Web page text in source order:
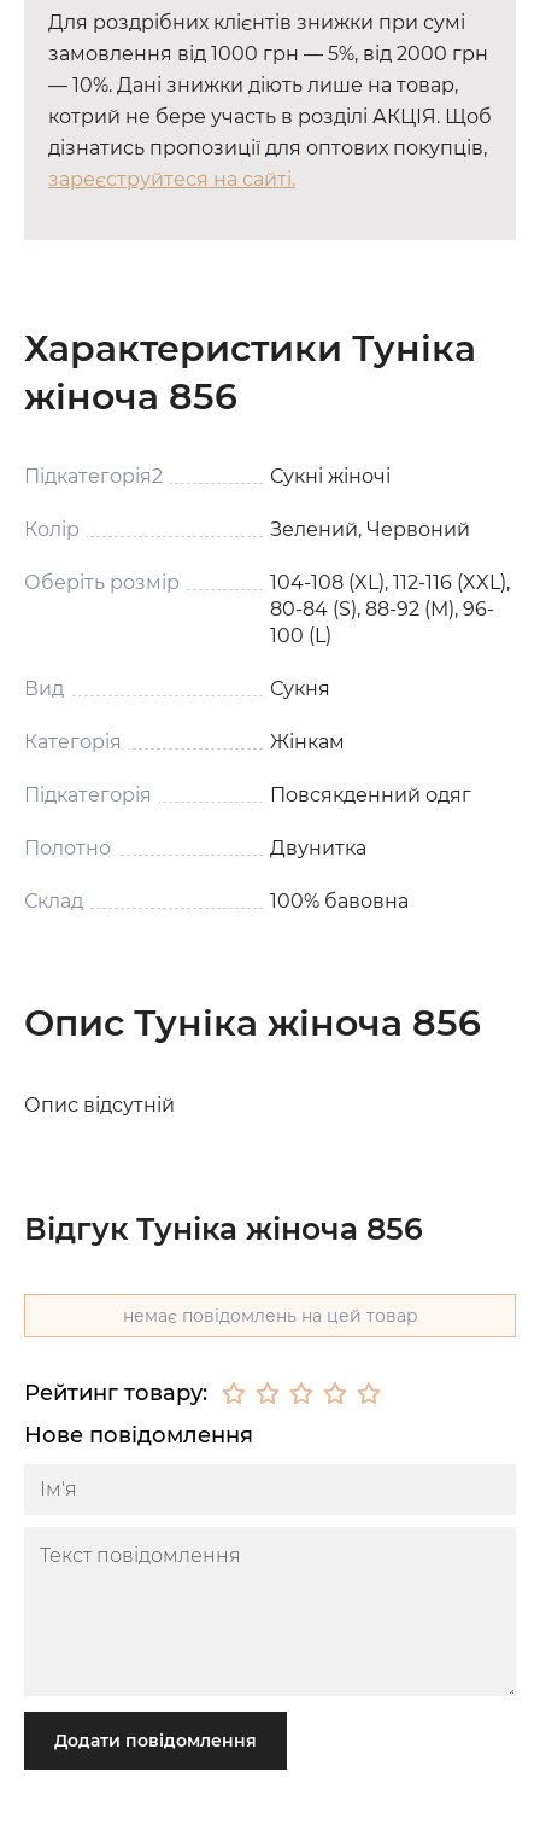
Для роздрібних клієнтів знижки при сумі
замовлення від 1000 грн — 5%, від 2000 грн
— 10%. Дані знижки діють лише на товар,
котрий не бере участь в розділі АКЦІЯ. Щоб
дізнатись пропозиції для оптових покупців,
зареєструйтеся на сайті.
Характеристики Туніка
жіноча 856
Підкатегорія2 Сукні жіночі
Колір Зелений, Червоний
Оберіть розмір
104-108 (XL), 112-116 (XXL),
80-84 (S), 88-92 (M), 96-
100 (L)
Вид Сукня
Категорія Жінкам
Підкатегорія Повсякденний одяг
Полотно Двунитка
Склад 100% бавовна
Опис Туніка жіноча 856
Опис відсутній
Відгук Туніка жіноча 856
немає повідомлень на цей товар
Рейтинг товару:
Нове повідомлення
Додати повідомлення